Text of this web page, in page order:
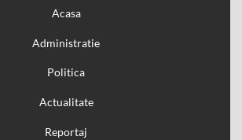
Acasa
Administratie
Politica
Actualitate
Reportaj